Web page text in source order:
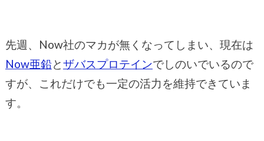
先週、Now社のマカが無くなってしまい、現在は
Now亜鉛とザバスプロテインでしのいでいるので
すが、これだけでも一定の活力を維持できていま
す。